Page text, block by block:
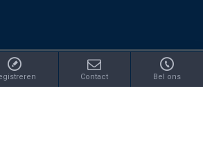
- Ontwikkeld door OnlineBouwers
Contact Bel ons